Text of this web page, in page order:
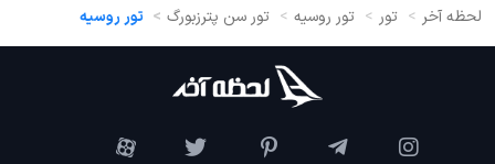
لحظه آخر تور تور روسیه تور سن پترزبورگ تور روسیه